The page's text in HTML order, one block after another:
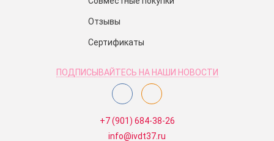
Отзывы
Сертификаты
ПОДПИСЫВАЙТЕСЬ НА НАШИ НОВОСТИ
+7 (901) 684-38-26
info@ivdt37.ru